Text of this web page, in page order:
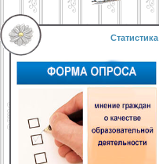
Статистика